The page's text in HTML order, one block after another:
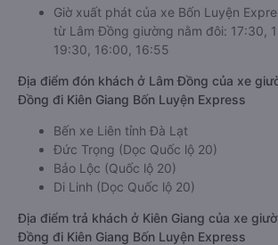
Giờ xuất phát của xe Bốn Luyện
từ Lâm Đồng giường nằm đôi: 17:30,
19:30, 16:00, 16:55
Địa điểm đón khách ở Lâm Đồng của xe
Đồng đi Kiên Giang Bốn Luyện Express
Bến xe Liên tỉnh Đà Lạt
Đức Trọng (Dọc Quốc lộ 20)
Bảo Lộc (Quốc lộ 20)
Di Linh (Dọc Quốc lộ 20)
Địa điểm trả khách ở Kiên Giang của xe
Đồng đi Kiên Giang Bốn Luyện Express